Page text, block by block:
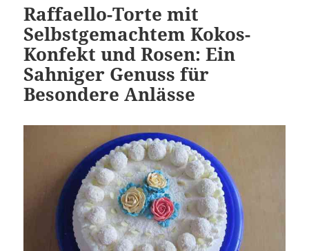
Raffaello-Torte mit
Selbstgemachtem Kokos-
Konfekt und Rosen: Ein
Sahniger Genuss für
Besondere Anlässe